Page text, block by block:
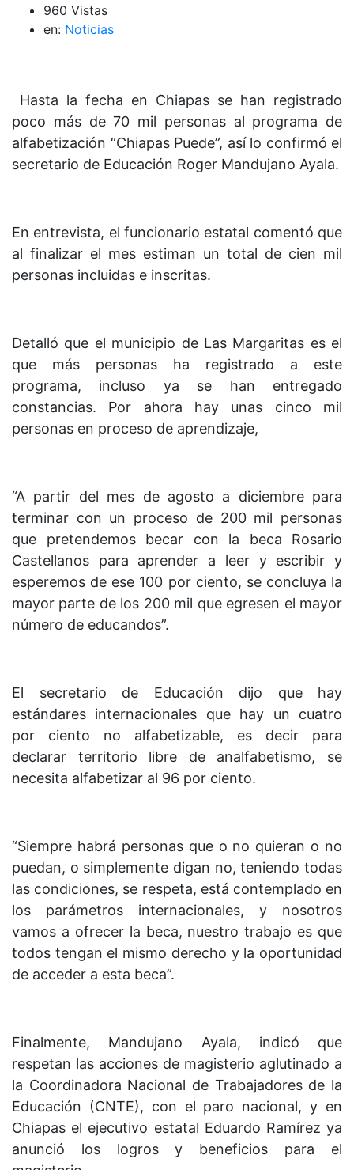
960 Vistas
en: Noticias
Hasta la fecha en Chiapas se han registrado
poco más de 70 mil personas al programa de
alfabetización “Chiapas Puede”, así lo confirmó el
secretario de Educación Roger Mandujano Ayala.
En entrevista, el funcionario estatal comentó que
al finalizar el mes estiman un total de cien mil
personas incluidas e inscritas.
Detalló que el municipio de Las Margaritas es el
que más personas ha registrado a este
programa, incluso ya se han entregado
constancias. Por ahora hay unas cinco mil
personas en proceso de aprendizaje,
“A partir del mes de agosto a diciembre para
terminar con un proceso de 200 mil personas
que pretendemos becar con la beca Rosario
Castellanos para aprender a leer y escribir y
esperemos de ese 100 por ciento, se concluya la
mayor parte de los 200 mil que egresen el mayor
número de educandos”.
El secretario de Educación dijo que hay
estándares internacionales que hay un cuatro
por ciento no alfabetizable, es decir para
declarar territorio libre de analfabetismo, se
necesita alfabetizar al 96 por ciento.
“Siempre habrá personas que o no quieran o no
puedan, o simplemente digan no, teniendo todas
las condiciones, se respeta, está contemplado en
los parámetros internacionales, y nosotros
vamos a ofrecer la beca, nuestro trabajo es que
todos tengan el mismo derecho y la oportunidad
de acceder a esta beca”.
Finalmente, Mandujano Ayala, indicó que
respetan las acciones de magisterio aglutinado a
la Coordinadora Nacional de Trabajadores de la
Educación (CNTE), con el paro nacional, y en
Chiapas el ejecutivo estatal Eduardo Ramírez ya
anunció los logros y beneficios para el